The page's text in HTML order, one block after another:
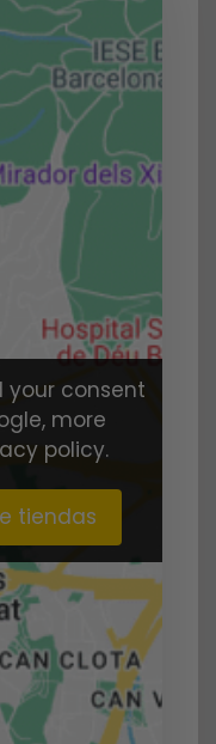
your consent
more
policy.
tiendas